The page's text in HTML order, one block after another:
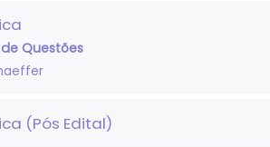
Questões
(Pós Edital)